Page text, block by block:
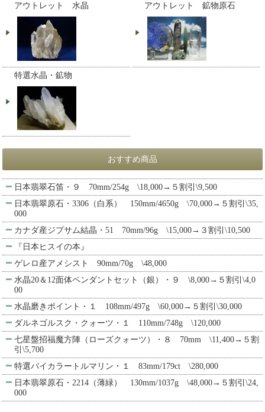
アウトレット 水晶 アウトレット 鉱物原石
特選水晶・鉱物
おすすめ商品
日本翡翠石笛・９ 70mm/254g \18,000→５割引\9,500
日本翡翠原石・3306（白系） 150mm/4650g \70,000→５割引\35,
000
カナダ産ジプサム結晶・51 70mm/96g \15,000→３割引\10,500
『日本ヒスイの本』
ゲレロ産アメシスト 90mm/70g \48,000
水晶20＆12面体ペンダントセット（銀）・９ \8,000→５割引\4,0
00
水晶磨きポイント・１ 108mm/497g \60,000→５割引\30,000
ダルネゴルスク・クォーツ・１ 110mm/748g \120,000
七星盤招福魔方陣（ローズクォーツ）・８ 70mm \11,400→５割
引\5,700
特選バイカラートルマリン・１ 83mm/179ct \280,000
日本翡翠原石・2214（薄緑） 130mm/1037g \48,000→５割引\24,
000